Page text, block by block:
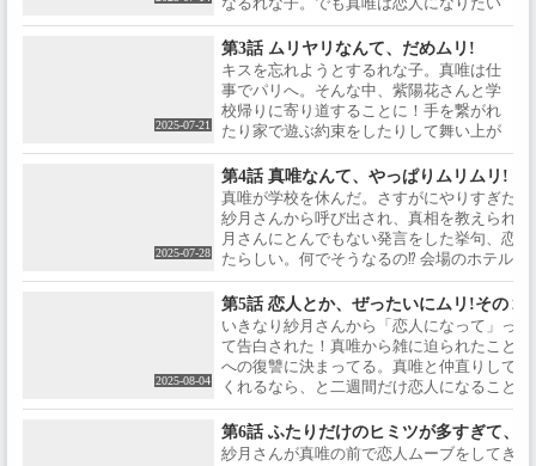
摘 / シリーズ構成・脚本：荒川稔
久 / キャラクターデザイン：
kojikoji / 総作画監督：金子美
咲、森谷春樹、塩川貴史、時乃
キノ、阿見圭之介 / 色彩設計：関
本美津子 / 美術監督：高木佑梨、
渡辺佳人 / 撮影監督：師岡拓磨 /
編集：茶圓一郎 / 音響監督：山口
貴之 / 音楽：藤澤慶昌 / アニメー
ション制作：studio MOTHER /
【キャスト】甘織 れな子：中村
カンナ / 王塚 真唯：大西沙織 / 瀬
名 紫陽花：安齋由香里 / ©みかみ
てれん・竹嶋えく／集英社・わ
内沼菜摘 / シリーズ構成・脚本：
荒川稔久 / キャラクターデザイ
ン：kojikoji / 総作画監督：金子
美咲、森谷春樹、塩川貴史、時
乃キノ、阿見圭之介 / 色彩設計：
関本美津子 / 美術監督：高木佑
梨、渡辺佳人 / 撮影監督：師岡拓
磨 / 編集：茶圓一郎 / 音響監督：
山口貴之 / 音楽：藤澤慶昌 / アニ
メーション制作：studio
MOTHER / 【キャスト】甘織 れ
な子：中村カンナ / 王塚 真唯：
大西沙織 / 瀬名 紫陽花：安齋由
香里 / 琴 紗月：市ノ瀬加那 / 小柳
香穂：田中貴子 / ©みかみてれ
ん・竹嶋えく／集英社・わたな
れ製作委員会
め、高校デビューを果たした甘
織れな子。しかし根が陰キャ気
質のせいで、憧れの陽キャ生活
に馴染めず窒息寸前に…。現役
モデルの完璧美少女、王塚真唯 /
優しくてふわふわ天使の、瀬名
紫陽花 / いつもクールな黒髪美
人、琴紗月 / 賑やかなムードメー
カー、小柳香穂 / 憧れの人たちに
近づくために、きょうもがんば
る甘織れな子。だったはずが
──。「君に恋をしてしまったん
だ…」「待って！ 友達どこいっ
た！？」友達？恋人？揺れ動く
気持ちの間で、笑い、悩み、そ
して進め！乙女たち。ノンスト
ップ・青春ガールズラブコメデ
ィ、ここに開幕！【スタッフ】
原作：みかみてれん／イラス
ト：竹嶋えく（集英社ダッシュ
エックス文庫刊）監督：内沼菜
摘 / シリーズ構成・脚本：荒川稔
想いを一層強くしているみたい。何とか
真唯に親友の素晴らしさをわからせなき
ゃ！ということで週末に2人でお出かけし
て盛り上がるんだけど、突然の土砂降り
の雨でとんでもない展開に⁉
2025-07-21
第3話 ムリヤリなんて、だめムリ!
キスを忘れようとするれな子。真唯は仕
事でパリへ。そんな中、紫陽花さんと学
校帰りに寄り道することに！手を繋がれ
たり家で遊ぶ約束をしたりして舞い上が
るれな子。真唯には浮気者って言われた
けど、そもそも恋人じゃないから！そし
て紫陽花さんが家に遊びに来た日、なん
と真唯も駆けつけ、妹の遥奈も巻き込ん
で4人で遊ぶことになり――⁉
2025-07-28
第4話 真唯なんて、やっぱりムリムリ!
真唯が学校を休んだ。さすがにやりすぎた
紗月さんから呼び出され、真相を教えられ
月さんにとんでもない発言をした挙句、恋
たらしい。何でそうなるの⁉ 会場のホテル
で対峙するれな子と真唯。今こそ、真唯に
だ！
2025-08-04
第5話 恋人とか、ぜったいにムリ!その２
いきなり紗⽉さんから「恋⼈になって」っ
て告⽩された！真唯から雑に迫られたこと
への復讐に決まってる。真唯と仲直りして
くれるなら、と⼆週間だけ恋⼈になること
に。そんな様⼦を紫陽花さんが気にしてる⁉
いやそんなはずないよね。⼀⽅真唯は余裕
の表情だ。紗⽉さんとは距離が縮まった気
第6話 ふたりだけのヒミツが多すぎて、
紗⽉さんが真唯の前で恋人ムーブをしてきて